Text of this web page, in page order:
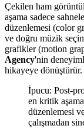
Çekilen ham
aşama sadece
düzenlemesi (color
ve doğru müzik
grafikler (motion
Agency'nin
hikayeye dönüştürür.
İpucu: Post-
en kritik
düzenlemesi
çalışmadan